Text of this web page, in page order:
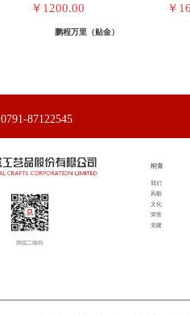
￥1200.00
鹏程万里（贴金）
￥
0791-87122545
桐青
我们
风貌
文化
荣誉
党建